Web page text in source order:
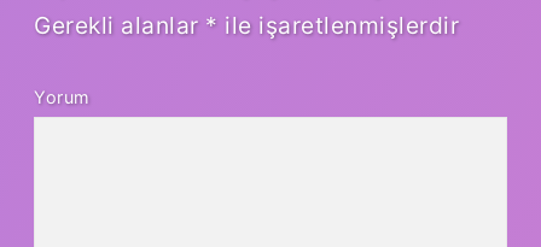
Gerekli alanlar * ile işaretlenmişlerdir
Yorum